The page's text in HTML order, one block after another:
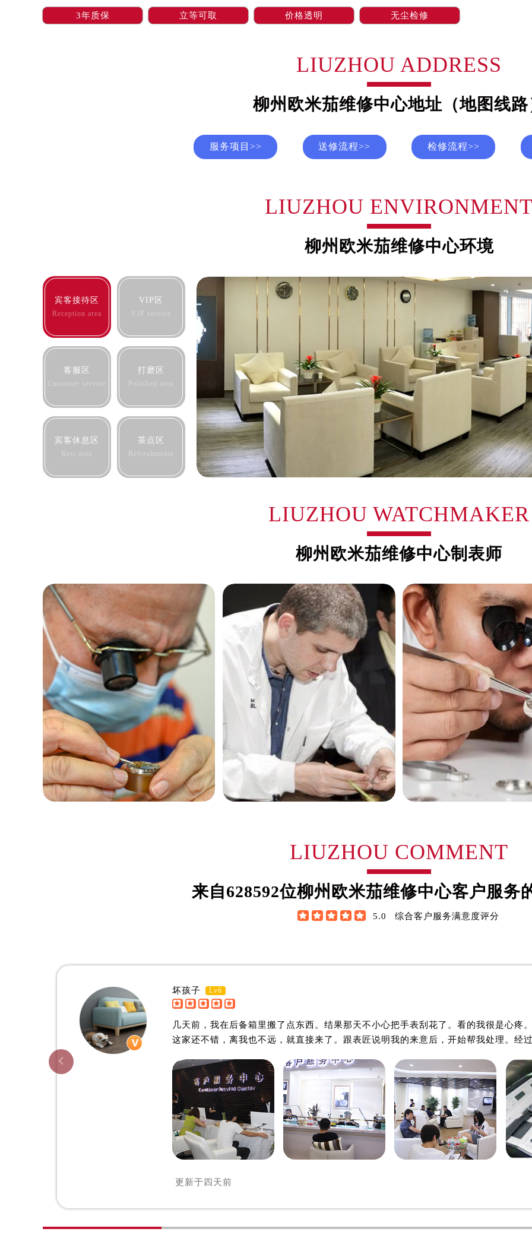
成都市锦江区人民东路6号SAC东原中心写字楼24层2406B室（需提前预约）
重庆市江北区观音桥步行街2号融恒时代广场写字楼9层902室（需提前预约）
太原市迎泽区解放路15号亨得利名表服务中心（品牌授权店）3层整层（需提前预约）
沈阳市沈河区中街路137号亨得利名表服务中心（品牌授权店）1层整层（需提前预约）
沈阳市沈河区中街路83号亨得利名表服务中心（品牌授权店）1层整层（需提前预约）
温州市鹿城区锦绣路1067号置信广场10层1015室（需提前预约）
哈尔滨市道里区友谊西路600号富力中心T2座写字楼29层03室（需提前预约）
东莞市东城街道鸿福东路1号民盈国贸中心T1写字楼9层907室（需提前预约）
南通市崇川区工农路57号圆融广场写字楼16层1603室（需提前预约）
苏州市苏州工业园区星港街199号苏州中心办公楼C座22层08室（需提前预约）
南宁市青秀区金湖路59号地王大厦12楼1224室（需提前预约）
合肥市蜀山区潜山路111号万象城华润大厦B座12楼03室（需提前预约）
泉州市丰泽区宝洲路729号浦西万达中心写字楼A座7楼709室（需提前预约）
青岛市南区山东路6号华润大厦B座22层04室（需提前预约）
烟台市芝罘区胜利路139号万达金融中心A座907室（需提前预约）
长春市朝阳区西安大路727号中银大厦A座(旺进大厦)18层09室（需提前预约）
贵阳市南明区都司高架桥路33号亨特国际金融中心14楼14D（需提前预约）
昆明市盘龙区北京路928号同德昆明广场写字楼10层06室（需提前预约）
石家庄市长安区中山东路39号勒泰中心写字楼B座13层07室（需提前预约）
西安市碑林区南关正街88号华侨城长安国际中心E座6楼10室（需提前预约）
海口市龙华区金贸东路5号海口华润大厦B座17层1707室（需提前预约）
唐山市路南区新华东道100号万达广场写字楼A座10层1002室（需提前预约）
甘肃省兰州市七里河区西津西路16号兰州中心写字楼21层2102室（需提前预约）
重庆市解放碑渝中区民权路28号英利国际金融中心写字楼20层01室（需提前预约）
黑龙江省大庆市萨尔图区会战大街售后服务中心（需提前预约）
黑龙江省黑河市爱辉区中央街售后服务中心（需提前预约）
黑龙江省鸡西市鸡冠区红军路售后服务中心（需提前预约）
黑龙江省佳木斯市向阳区长安路售后服务中心（需提前预约）
黑龙江省牡丹江市东安区太平路售后服务中心（需提前预约）
黑龙江省七台河市桃山区大同街售后服务中心（需提前预约）
黑龙江省齐齐哈尔市龙沙区龙华路售后服务中心（需提前预约）
黑龙江省双鸭山市尖山区新兴大街售后服务中心（需提前预约）
黑龙江省绥化市北林区新华街与康庄路交叉口售后服务中心（需提前预约）
黑龙江省伊春市伊美区通河路售后服务中心（需提前预约）
吉林省白城市洮北区明仁南街售后服务中心（需提前预约）
吉林省白山市浑江区浑江大街售后服务中心（需提前预约）
吉林省吉林市船营区河南街售后服务中心（需提前预约）
吉林省辽源市龙山区人民大街售后服务中心（需提前预约）
吉林省梅河口市新华街道梅河大街售后服务中心（需提前预约）
吉林省通化市东昌区环通乡江南大街售后服务中心（需提前预约）
辽宁省鞍山市铁东区站前街售后服务中心（需提前预约）
辽宁省朝阳市双塔区新华路售后服务中心（需提前预约）
辽宁省葫芦岛市连山区中央路售后服务中心（需提前预约）
辽宁省锦州市古塔区中央大街售后服务中心（需提前预约）
辽宁省辽阳市白塔区新运大街售后服务中心（需提前预约）
辽宁省盘锦市兴隆台区石油大街售后服务中心（需提前预约）
辽宁省铁岭市银州区南马路售后服务中心（需提前预约）
辽宁省营口市站前区市府路与渤海大街交叉口售后服务中心（需提前预约）
辽宁省沈阳市沈河区中街路137号亨得利名表维修授权店1楼售后服务中心（需提前预约）
辽宁省沈阳市沈河区中街路83号亨得利名表维修授权店1楼售后服务中心（需提前预约）
北京市朝阳区建国门外大街甲6号华熙国际中心D座11层1102室售后服务中心（北京总部）（需提前
北京市东城区东长安街1号王府井东方广场W3座6层602室售后服务中心（需提前预约）
河北省保定市竞秀区朝阳北大街北国先天下售后服务中心（需提前预约）
内蒙古自治区巴彦淖尔市临河区新华街售后服务中心（需提前预约）
3年质保 立等可取 价格透明 无尘检修
LIUZHOU ADDRESS
柳州欧米茄维修中心地址（地图线路
服务项目>> 送修流程>> 检修流程>>
LIUZHOU
柳州欧米茄维修中心环境
宾客接待区
Reception area
VIP区
VIP service
客服区
Customer service
打磨区
Polished area
宾客休息区
Rest area
茶点区
Refreshments
LIUZHOU WATCHMAKER
柳州欧米茄维修中心制表师
柳州欧米茄维修中心
约翰·维尔逊
是柳州欧米茄维修中心
(柳州欧米茄维修保养中心)
的高级技师之一
詹姆士·布朗
资深欧米茄制表师
是柳州欧米茄维修中心
(柳州欧米茄维修保养中心)
的高级技师之一
LIUZHOU COMMENT
来自628592位柳州欧米茄维修中心客户服务
     5.0 综合客户服务满意度评分
坏孩子 Lv6
几天前，我在后备箱里搬了点东西。结果那天不小心把手表刮花了。看的我很是心疼
这家还不错，离我也不远，就直接来了。跟表匠说明我的来意后，开始帮我处理。经
更新于 四天前
